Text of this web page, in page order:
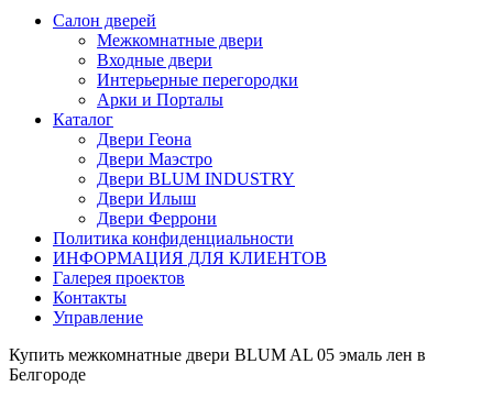
Салон дверей
Межкомнатные двери
Входные двери
Интерьерные перегородки
Арки и Порталы
Каталог
Двери Геона
Двери Маэстро
Двери BLUM INDUSTRY
Двери Илыш
Двери Феррони
Политика конфиденциальности
ИНФОРМАЦИЯ ДЛЯ КЛИЕНТОВ
Галерея проектов
Контакты
Управление
Купить межкомнатные двери BLUM AL 05 эмаль лен в
Белгороде